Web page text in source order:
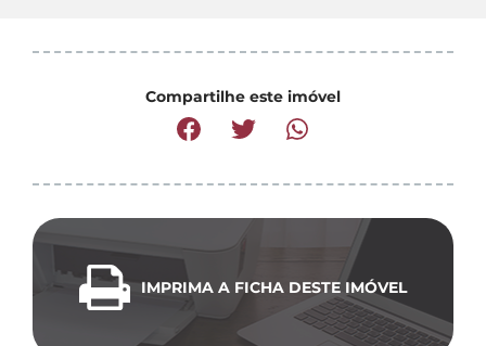
Compartilhe este imóvel
IMPRIMA A FICHA DESTE IMÓVEL